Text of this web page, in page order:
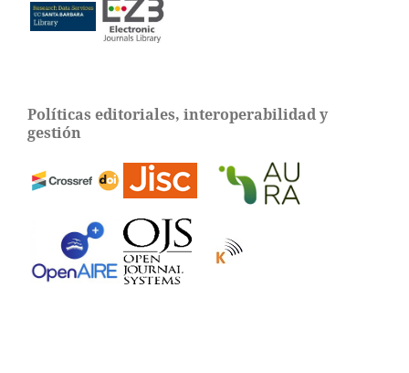
Políticas editoriales, interoperabilidad y
gestión